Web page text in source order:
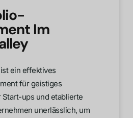
Im
ein effektives
für geistiges
Start-ups und etablierte
unerlässlich, um